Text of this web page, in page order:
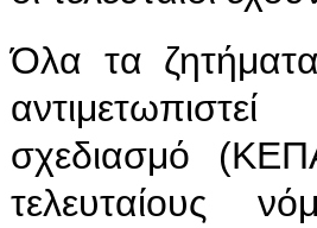
Όλα τα
σχεδιασμό
τελευταίους